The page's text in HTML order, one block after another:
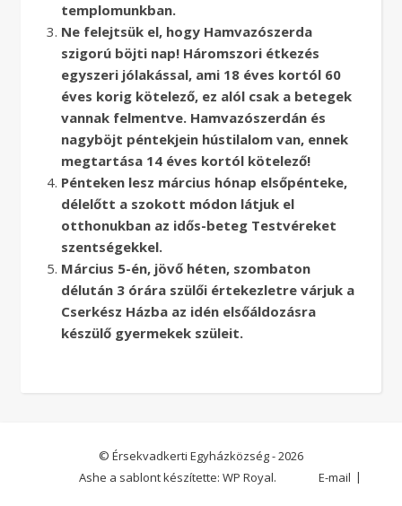
templomunkban.
Ne felejtsük el, hogy Hamvazószerda
szigorú böjti nap! Háromszori étkezés
egyszeri jólakással, ami 18 éves kortól 60
éves korig kötelező, ez alól csak a betegek
vannak felmentve. Hamvazószerdán és
nagyböjt péntekjein hústilalom van, ennek
megtartása 14 éves kortól kötelező!
Pénteken lesz március hónap elsőpénteke,
délelőtt a szokott módon látjuk el
otthonukban az idős-beteg Testvéreket
szentségekkel.
Március 5-én, jövő héten, szombaton
délután 3 órára szülői értekezletre várjuk a
Cserkész Házba az idén elsőáldozásra
készülő gyermekek szüleit.
© Érsekvadkerti Egyházközség - 2026
E-mail
Ashe a sablont készítette: WP Royal.